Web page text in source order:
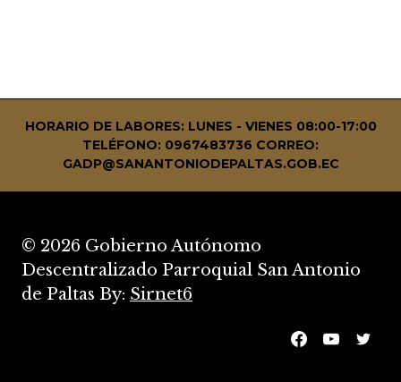
HORARIO DE LABORES: LUNES - VIENES 08:00-17:00
TELÉFONO: 0967483736 CORREO:
GADP@SANANTONIODEPALTAS.GOB.EC
© 2026 Gobierno Autónomo
Descentralizado Parroquial San Antonio
de Paltas By: Sirnet6